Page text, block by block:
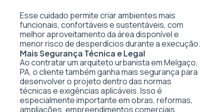
Esse cuidado permite criar ambientes mais
funcionais, confortáveis e sustentáveis, com
melhor aproveitamento da área disponível e
menor risco de desperdícios durante a execução.
Mais Segurança Técnica e Legal
Ao contratar um arquiteto urbanista em Melgaço,
PA, o cliente também ganha mais segurança para
desenvolver o projeto dentro das normas
técnicas e exigências aplicáveis. Isso é
especialmente importante em obras, reformas,
ampliações, empreendimentos comerciais,